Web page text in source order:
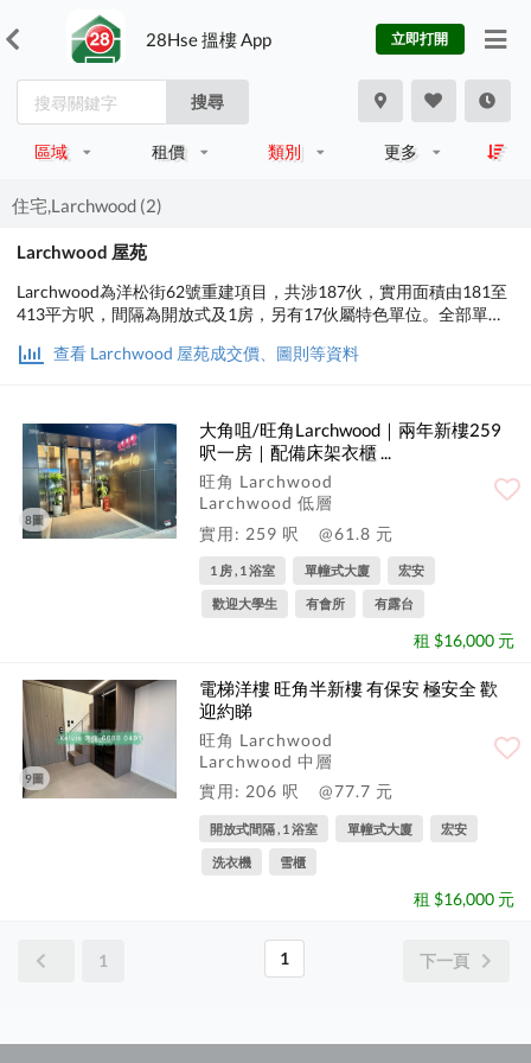
28Hse 搵樓 App 立即打開
搜尋
區域 租價 類別 更多
住宅,Larchwood (2)
Larchwood 屋苑
Larchwood為洋松街62號重建項目，共涉187伙，實用面積由181至
413平方呎，間隔為開放式及1房，另有17伙屬特色單位。全部單位
查看 Larchwood 屋苑成交價、圖則等資料
8圖
大角咀/旺角Larchwood｜兩年新樓259
呎一房｜配備床架衣櫃 ...
旺角 Larchwood
Larchwood 低層
實用: 259 呎
@61.8 元
1 房 , 1 浴室 單幢式大廈 宏安
歡迎大學生 有會所 有露台
租 $16,000 元
9圖
電梯洋樓 旺角半新樓 有保安 極安全 歡
迎約睇
旺角 Larchwood
Larchwood 中層
實用: 206 呎
@77.7 元
開放式間隔 , 1 浴室 單幢式大廈 宏安
洗衣機 雪櫃
租 $16,000 元
1 1 下一頁